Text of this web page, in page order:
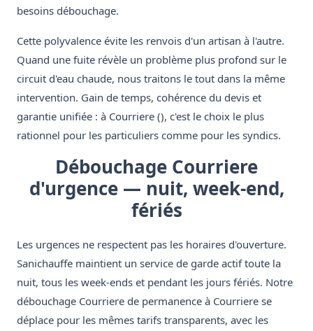
besoins débouchage.
Cette polyvalence évite les renvois d'un artisan à l'autre.
Quand une fuite révèle un problème plus profond sur le
circuit d'eau chaude, nous traitons le tout dans la même
intervention. Gain de temps, cohérence du devis et
garantie unifiée : à Courriere (), c'est le choix le plus
rationnel pour les particuliers comme pour les syndics.
Débouchage Courriere
d'urgence — nuit, week-end,
fériés
Les urgences ne respectent pas les horaires d'ouverture.
Sanichauffe maintient un service de garde actif toute la
nuit, tous les week-ends et pendant les jours fériés. Notre
débouchage Courriere de permanence à Courriere se
déplace pour les mêmes tarifs transparents, avec les